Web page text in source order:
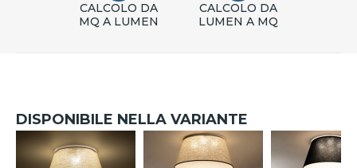
CALCOLO DA
MQ A LUMEN
CALCOLO DA
LUMEN A MQ
DISPONIBILE NELLA VARIANTE